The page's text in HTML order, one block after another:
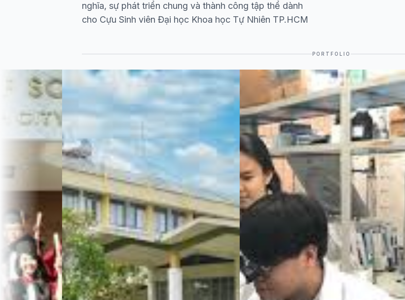
nghĩa, sự phát triển chung và thành công tập thể dành
cho Cựu Sinh viên Đại học Khoa học Tự Nhiên TP.HCM
PORTFOLIO